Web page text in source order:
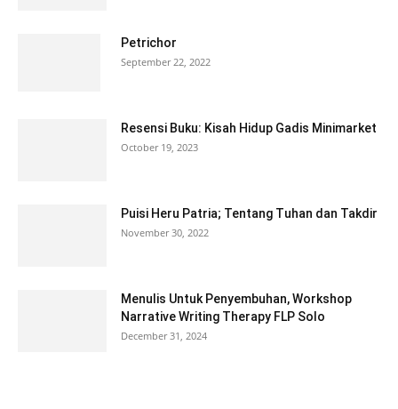
Petrichor
September 22, 2022
Resensi Buku: Kisah Hidup Gadis Minimarket
October 19, 2023
Puisi Heru Patria; Tentang Tuhan dan Takdir
November 30, 2022
Menulis Untuk Penyembuhan, Workshop
Narrative Writing Therapy FLP Solo
December 31, 2024